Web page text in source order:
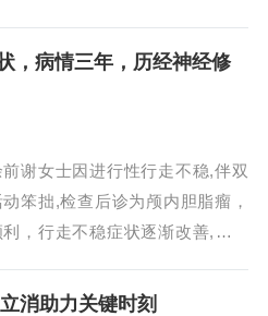
11年来扎根女性健康领域，深知
，病情三年，历经神经修
前谢女士因进行性行走不稳,伴双
动笨拙,检查后诊为颅内胆脂瘤，
，行走不稳症状逐渐改善,一段
饮食易呛咳,言语含糊不清,为求进
消助力关键时刻